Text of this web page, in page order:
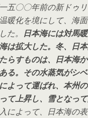
五〇〇年前の新ドゥ
暖化を境にして、海
た。 日本海には対馬
は拡大した。冬、日
らすものは、日本海
る。その水蒸気がシ
よって運ばれ、本州
て上昇し、雪となって
によって、日本海の